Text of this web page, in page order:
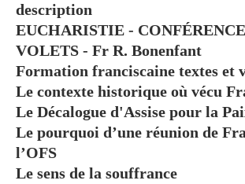
description
EUCHARISTIE -
VOLETS - Fr R. Bonenfant
Formation franciscaine textes et
Le contexte historique où vécu
Le Décalogue d'Assise pour la
Le pourquoi d’une réunion de
l’OFS
Le sens de la souffrance